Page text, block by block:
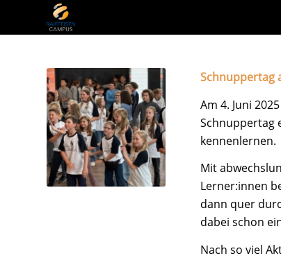
Schnuppertag
Am 4. Juni
Schnuppertag
kennenlernen.
Mit
Lerner:innen
dann quer
dabei schon
Nach so viel